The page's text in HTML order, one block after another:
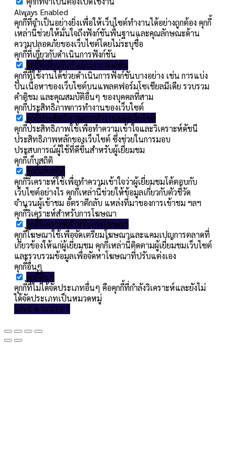
Always Enabled
คุกกี้ที่จำเป็นอย่างยิ่งเพื่อให้เว็บไซต์ทำงานได้อย่างถูกต้อง คุกกี้
เหล่านี้ช่วยให้มั่นใจถึงฟังก์ชันพื้นฐานและคุณลักษณะด้าน
ความปลอดภัยของเว็บไซต์โดยไม่ระบุชื่อ
คุกกี้ที่เกี่ยวกับดำเนินการฟังก์ชัน
คุกกี้ที่เกี่ยวกับดำเนินการฟังก์ชัน
คุกกี้ที่ใช้งานได้ช่วยดำเนินการฟังก์ชันบางอย่าง เช่น การแบ่ง
ปันเนื้อหาของเว็บไซต์บนแพลตฟอร์มโซเชียลมีเดีย รวบรวม
คำติชม และคุณสมบัติอื่นๆ ของบุคคลที่สาม
คุกกี้ประสิทธิภาพการทำงานของเว็บไซต์
คุกกี้ประสิทธิภาพการทำงานของเว็บไซต์
คุกกี้ประสิทธิภาพใช้เพื่อทำความเข้าใจและวิเคราะห์ดัชนี
ประสิทธิภาพหลักของเว็บไซต์ ซึ่งช่วยในการมอบ
ประสบการณ์ผู้ใช้ที่ดีขึ้นสำหรับผู้เยี่ยมชม
คุกกี้เก็บสถิติ
คุกกี้เก็บสถิติ
คุกกี้วิเคราะห์ใช้เพื่อทำความเข้าใจว่าผู้เยี่ยมชมโต้ตอบกับ
เว็บไซต์อย่างไร คุกกี้เหล่านี้ช่วยให้ข้อมูลเกี่ยวกับตัวชี้วัด
จำนวนผู้เข้าชม อัตราตีกลับ แหล่งที่มาของการเข้าชม ฯลฯ
คุกกี้วิเคราะห์สำหรับการโฆษณา
คุกกี้วิเคราะห์สำหรับการโฆษณา
คุกกี้โฆษณาใช้เพื่อจัดเตรียมโฆษณาและแคมเปญการตลาดที่
เกี่ยวข้องให้แก่ผู้เยี่ยมชม คุกกี้เหล่านี้ติดตามผู้เยี่ยมชมเว็บไซต์
และรวบรวมข้อมูลเพื่อจัดหาโฆษณาที่ปรับแต่งเอง
คุกกี้อื่นๆ
คุกกี้อื่นๆ
คุกกี้ที่ไม่ได้จัดประเภทอื่นๆ คือคุกกี้ที่กำลังวิเคราะห์และยังไม่
ได้จัดประเภทเป็นหมวดหมู่
SAVE & ACCEPT